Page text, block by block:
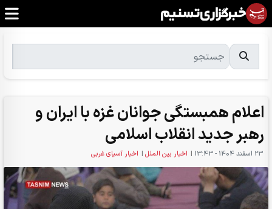
اعلام همبستگی جوانان غزه با ایران و
رهبر جدید انقلاب اسلامی
23 اسفند 1404 - 13:43 | اخبار بین الملل | اخبار آسیای غربی